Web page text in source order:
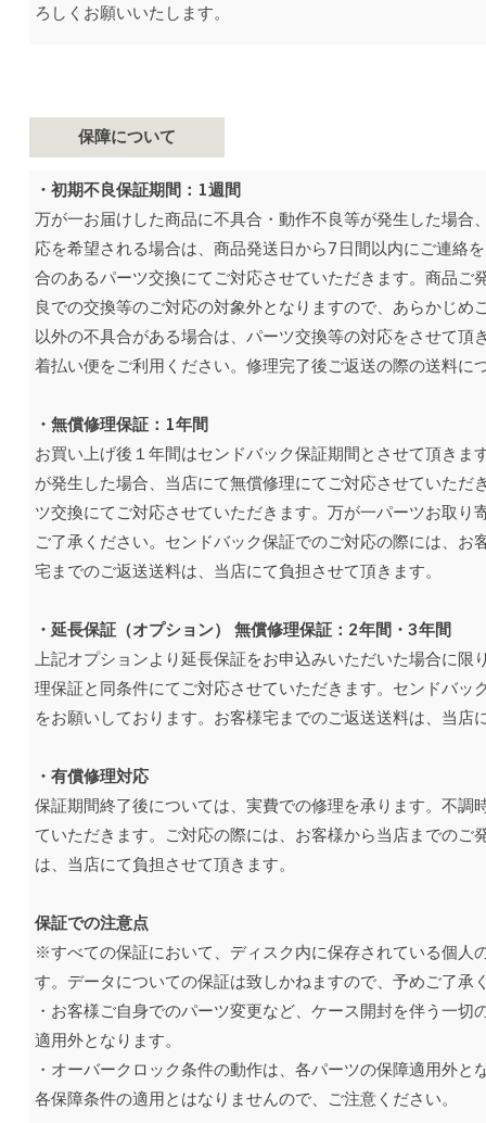
ろしくお願いいたします。
保障について
・初期不良保証期間：1週間
万が一お届けした商品に不具合・動作不良等が発生した場
応を希望される場合は、商品発送日から7日間以内にご連絡
合のあるパーツ交換にてご対応させていただきます。商品
良での交換等のご対応の対象外となりますので、あらかじ
以外の不具合がある場合は、パーツ交換等の対応をさせて
着払い便をご利用ください。修理完了後ご返送の際の送料に
・無償修理保証：1年間
お買い上げ後１年間はセンドバック保証期間とさせて頂き
が発生した場合、当店にて無償修理にてご対応させていた
ツ交換にてご対応させていただきます。万が一パーツお取
ご了承ください。センドバック保証でのご対応の際には、
宅までのご返送送料は、当店にて負担させて頂きます。
・延長保証（オプション） 無償修理保証：2年間・3年間
上記オプションより延長保証をお申込みいただいた場合に
理保証と同条件にてご対応させていただきます。センドバ
をお願いしております。お客様宅までのご返送送料は、当店
・有償修理対応
保証期間終了後については、実費での修理を承ります。不
ていただきます。ご対応の際には、お客様から当店までの
は、当店にて負担させて頂きます。
保証での注意点
※すべての保証において、ディスク内に保存されている個人
す。データについての保証は致しかねますので、予めご了承
・お客様ご自身でのパーツ変更など、ケース開封を伴う一
適用外となります。
・オーバークロック条件の動作は、各パーツの保障適用外
各保障条件の適用とはなりませんので、ご注意ください。